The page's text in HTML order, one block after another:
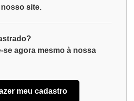
site.
se agora mesmo à nossa
meu cadastro